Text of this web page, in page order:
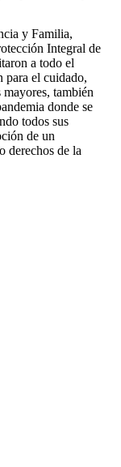
y Familia,
Integral de
a todo el
para el cuidado,
mayores, también
donde se
todos sus
de un
derechos de la